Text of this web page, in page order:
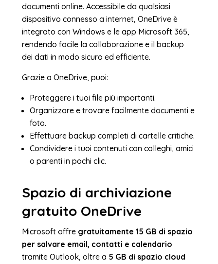
documenti online. Accessibile da qualsiasi
dispositivo connesso a internet, OneDrive è
integrato con Windows e le app Microsoft 365,
rendendo facile la collaborazione e il backup
dei dati in modo sicuro ed efficiente.
Grazie a OneDrive, puoi:
Proteggere i tuoi file più importanti.
Organizzare e trovare facilmente documenti e
foto.
Effettuare backup completi di cartelle critiche.
Condividere i tuoi contenuti con colleghi, amici
o parenti in pochi clic.
Spazio di archiviazione
gratuito OneDrive
Microsoft offre gratuitamente 15 GB di spazio
per salvare email, contatti e calendario
tramite Outlook, oltre a 5 GB di spazio cloud